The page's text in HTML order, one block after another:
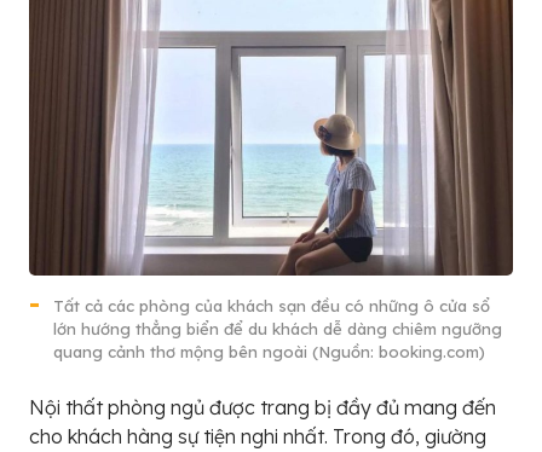
Tất cả các phòng của khách sạn đều có những ô cửa sổ
lớn hướng thẳng biển để du khách dễ dàng chiêm ngưỡng
quang cảnh thơ mộng bên ngoài (Nguồn: booking.com)
Nội thất phòng ngủ được trang bị đầy đủ mang đến
cho khách hàng sự tiện nghi nhất. Trong đó, giường